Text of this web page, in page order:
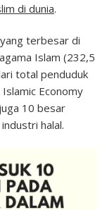
di dunia.
terbesar di
Islam (232,5
total penduduk
Economy
10 besar
halal.